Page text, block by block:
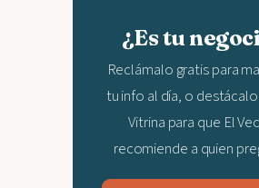
¿Es tu
Reclámalo gratis para
tu info al día, o
Vitrina para que El
recomiende a quien